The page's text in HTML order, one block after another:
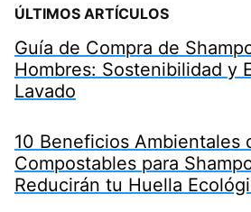
ÚLTIMOS ARTÍCULOS
Guía de Compra de
Hombres: Sostenibilidad y
Lavado
10 Beneficios Ambientales
Compostables para
Reducirán tu Huella